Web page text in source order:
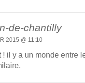
de-chantilly
2015 @ 11:10
! il y a un monde entre